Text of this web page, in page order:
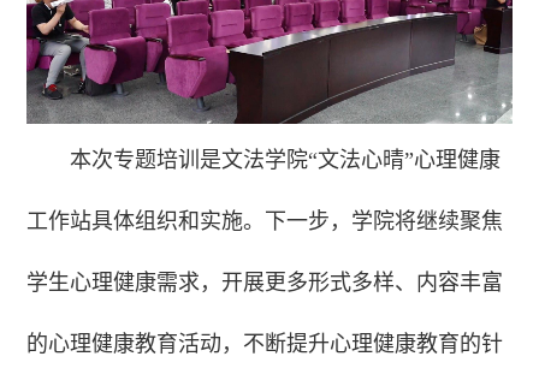
本次专题培训是文法学院“文法心晴”心理健康
工作站具体组织和实施。下一步，学院将继续聚焦
学生心理健康需求，开展更多形式多样、内容丰富
的心理健康教育活动，不断提升心理健康教育的针